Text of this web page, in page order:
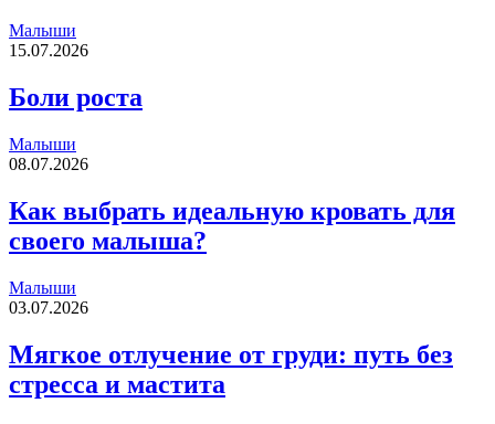
Малыши
15.07.2026
Боли роста
Малыши
08.07.2026
Как выбрать идеальную кровать для
своего малыша?
Малыши
03.07.2026
Мягкое отлучение от груди: путь без
стресса и мастита